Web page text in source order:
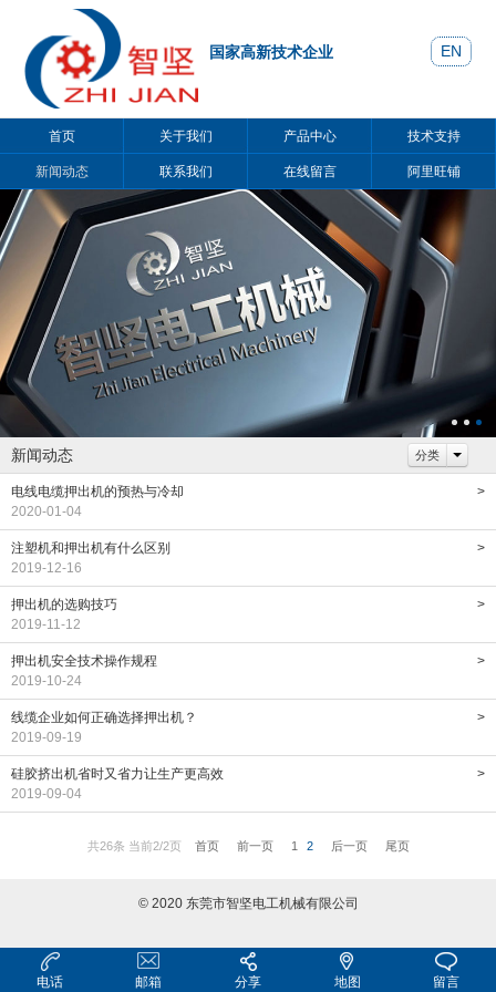
国家高新技术企业 EN
首页 关于我们 产品中心 技术支持
新闻动态 联系我们 在线留言 阿里旺铺
新闻动态 分类
电线电缆押出机的预热与冷却
2020-01-04
>
注塑机和押出机有什么区别
2019-12-16
>
押出机的选购技巧
2019-11-12
>
押出机安全技术操作规程
2019-10-24
>
线缆企业如何正确选择押出机？
2019-09-19
>
硅胶挤出机省时又省力让生产更高效
2019-09-04
>
共26条 当前2/2页 首页 前一页 1 2 后一页 尾页
© 2020 东莞市智坚电工机械有限公司
电话 邮箱 分享 地图 留言